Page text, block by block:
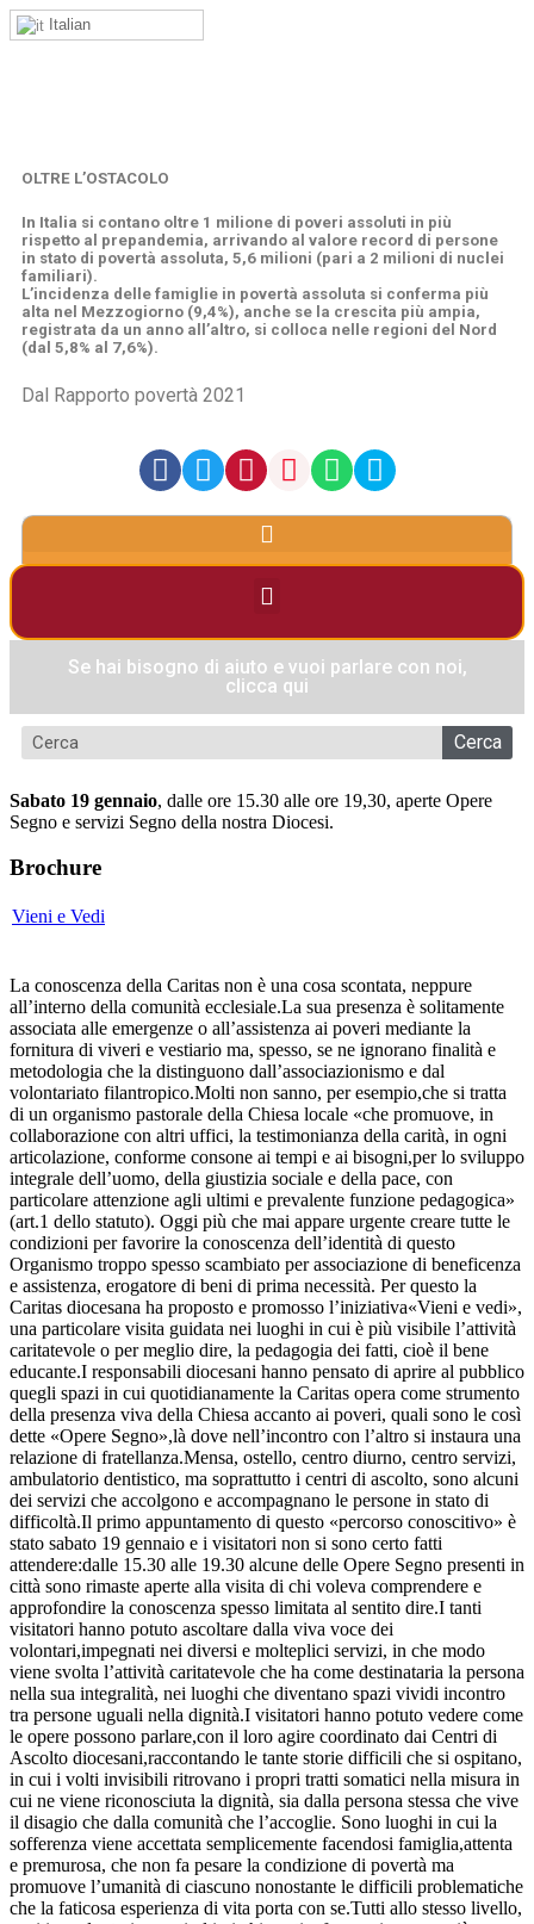
Italian
OLTRE L’OSTACOLO
In Italia si contano oltre 1 milione di poveri assoluti in più
rispetto al prepandemia, arrivando al valore record di persone
in stato di povertà assoluta, 5,6 milioni (pari a 2 milioni di nuclei
familiari).
L’incidenza delle famiglie in povertà assoluta si conferma più
alta nel Mezzogiorno (9,4%), anche se la crescita più ampia,
registrata da un anno all’altro, si colloca nelle regioni del Nord
(dal 5,8% al 7,6%).
Dal Rapporto povertà 2021
Se hai bisogno di aiuto e vuoi parlare con noi,
clicca qui
Cerca
Sabato 19 gennaio, dalle ore 15.30 alle ore 19,30, aperte Opere
Segno e servizi Segno della nostra Diocesi.
Brochure
Vieni e Vedi
La conoscenza della Caritas non è una cosa scontata, neppure
all’interno della comunità ecclesiale.La sua presenza è solitamente
associata alle emergenze o all’assistenza ai poveri mediante la
fornitura di viveri e vestiario ma, spesso, se ne ignorano finalità e
metodologia che la distinguono dall’associazionismo e dal
volontariato filantropico.Molti non sanno, per esempio,che si tratta
di un organismo pastorale della Chiesa locale «che promuove, in
collaborazione con altri uffici, la testimonianza della carità, in ogni
articolazione, conforme consone ai tempi e ai bisogni,per lo sviluppo
integrale dell’uomo, della giustizia sociale e della pace, con
particolare attenzione agli ultimi e prevalente funzione pedagogica»
(art.1 dello statuto). Oggi più che mai appare urgente creare tutte le
condizioni per favorire la conoscenza dell’identità di questo
Organismo troppo spesso scambiato per associazione di beneficenza
e assistenza, erogatore di beni di prima necessità. Per questo la
Caritas diocesana ha proposto e promosso l’iniziativa«Vieni e vedi»,
una particolare visita guidata nei luoghi in cui è più visibile l’attività
caritatevole o per meglio dire, la pedagogia dei fatti, cioè il bene
educante.I responsabili diocesani hanno pensato di aprire al pubblico
quegli spazi in cui quotidianamente la Caritas opera come strumento
della presenza viva della Chiesa accanto ai poveri, quali sono le così
dette «Opere Segno»,là dove nell’incontro con l’altro si instaura una
relazione di fratellanza.Mensa, ostello, centro diurno, centro servizi,
ambulatorio dentistico, ma soprattutto i centri di ascolto, sono alcuni
dei servizi che accolgono e accompagnano le persone in stato di
difficoltà.Il primo appuntamento di questo «percorso conoscitivo» è
stato sabato 19 gennaio e i visitatori non si sono certo fatti
attendere:dalle 15.30 alle 19.30 alcune delle Opere Segno presenti in
città sono rimaste aperte alla visita di chi voleva comprendere e
approfondire la conoscenza spesso limitata al sentito dire.I tanti
visitatori hanno potuto ascoltare dalla viva voce dei
volontari,impegnati nei diversi e molteplici servizi, in che modo
viene svolta l’attività caritatevole che ha come destinataria la persona
nella sua integralità, nei luoghi che diventano spazi vividi incontro
tra persone uguali nella dignità.I visitatori hanno potuto vedere come
le opere possono parlare,con il loro agire coordinato dai Centri di
Ascolto diocesani,raccontando le tante storie difficili che si ospitano,
in cui i volti invisibili ritrovano i propri tratti somatici nella misura in
cui ne viene riconosciuta la dignità, sia dalla persona stessa che vive
il disagio che dalla comunità che l’accoglie. Sono luoghi in cui la
sofferenza viene accettata semplicemente facendosi famiglia,attenta
e premurosa, che non fa pesare la condizione di povertà ma
promuove l’umanità di ciascuno nonostante le difficili problematiche
che la faticosa esperienza di vita porta con se.Tutti allo stesso livello,